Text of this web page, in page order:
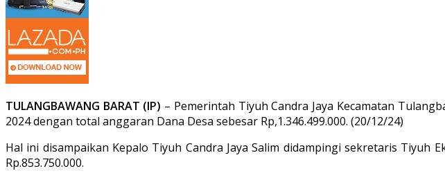
TULANGBAWANG BARAT (IP) – Pemerintah Tiyuh Candra Jaya Kecamatan
2024 dengan total anggaran Dana Desa sebesar Rp,1.346.499.000. (20/12/24)
Hal ini disampaikan Kepalo Tiyuh Candra Jaya Salim didampingi sekretaris Tiyuh
Rp.853.750.000.